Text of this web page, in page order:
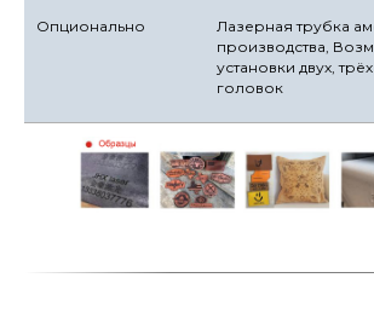
Опционально
Лазерная трубка
производства,
установки двух,
головок